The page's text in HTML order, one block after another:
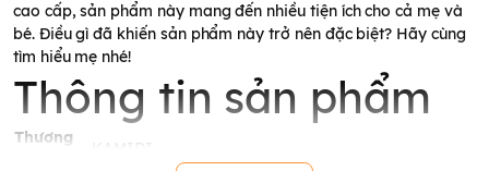
cao cấp, sản phẩm này mang đến nhiều tiện ích cho cả mẹ và
bé. Điều gì đã khiến sản phẩm này trở nên đặc biệt? Hãy cùng
tìm hiểu mẹ nhé!
Thông tin sản phẩm
Thương